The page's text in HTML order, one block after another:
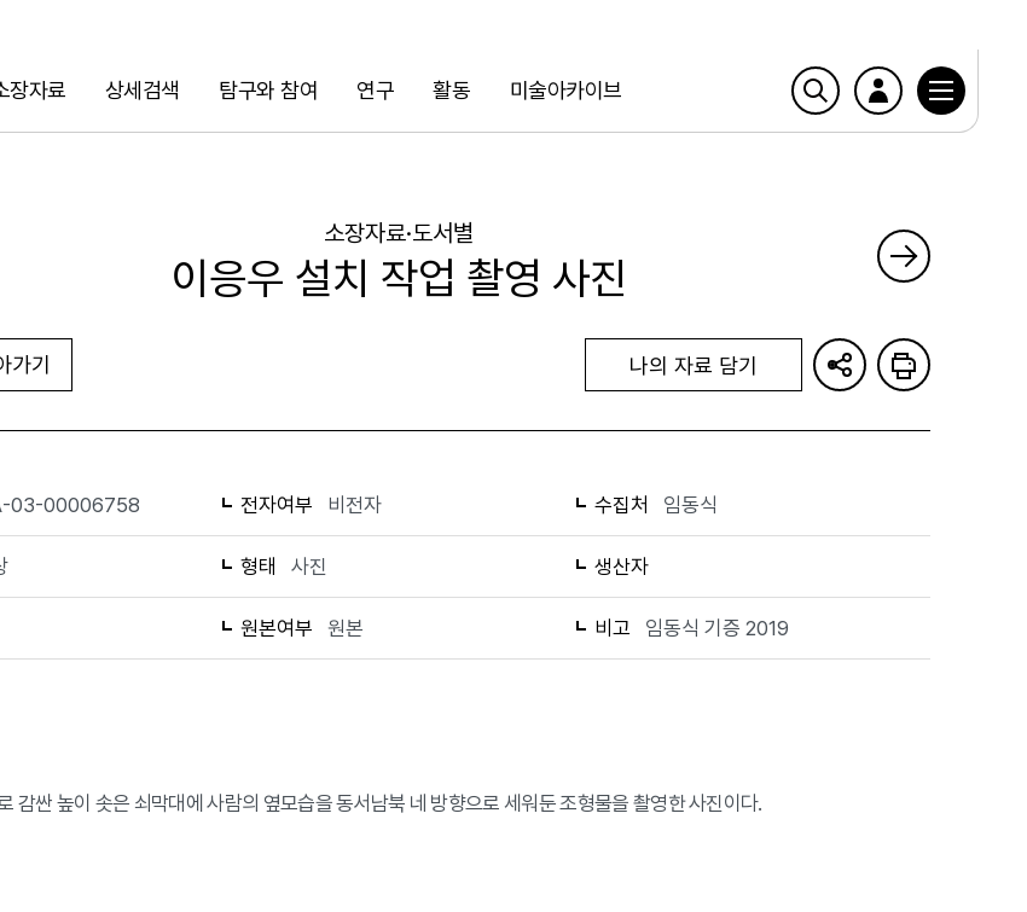
장자료 상세검색 탐구와 참여 연구 활동 미술아카이브
검색
소장자료·도서별
이응우 설치 작업 촬영 사진
가기 나의 자료 담기
03-00006758 전자여부 비전자 수집처 임동식
형태 사진 생산자
원본여부 원본 비고 임동식 기증 2019
감싼 높이 솟은 쇠막대에 사람의 옆모습을 동서남북 네 방향으로 세워둔 조형물을 촬영한 사진이다.